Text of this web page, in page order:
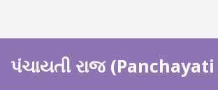
પંચાયતી રાજ (Panchayati